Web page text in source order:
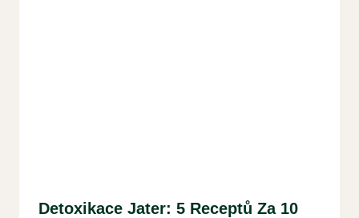
Detoxikace Jater: 5 Receptů Za 10